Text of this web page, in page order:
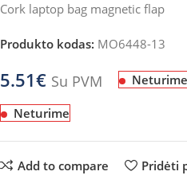
Cork laptop bag magnetic flap
Produkto kodas: MO6448-13
5.51€ Su PVM Neturime
Neturime
Add to compare Pridėti